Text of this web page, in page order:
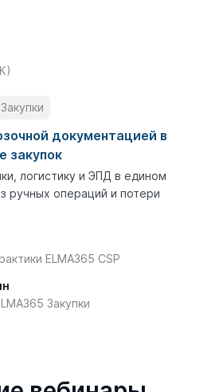
Закупки
документацией в
закупок
логистику и ЭПД в едином
ручных операций и потери
ELMA365 CSP
Закупки